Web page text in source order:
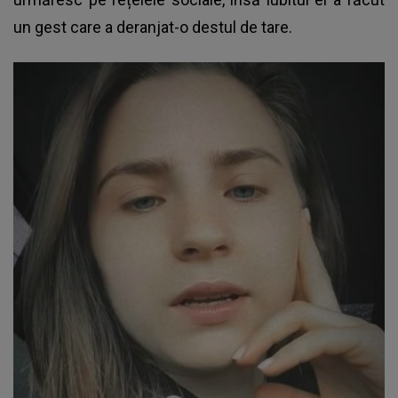
un gest care a deranjat-o destul de tare.